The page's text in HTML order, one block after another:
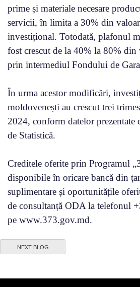
prime și materiale necesare
servicii, în limita a 30% din
investițional. Totodată, plafonul
fost crescut de la 40% la 80% din
prin intermediul Fondului de
În urma acestor modificări,
moldovenești au crescut trei
2024, conform datelor
de Statistică.
Creditele oferite prin Programul
disponibile în oricare bancă din
suplimentare și oportunitățile
de consultanță ODA la telefonul
pe www.373.gov.md.
NEXT BLOG